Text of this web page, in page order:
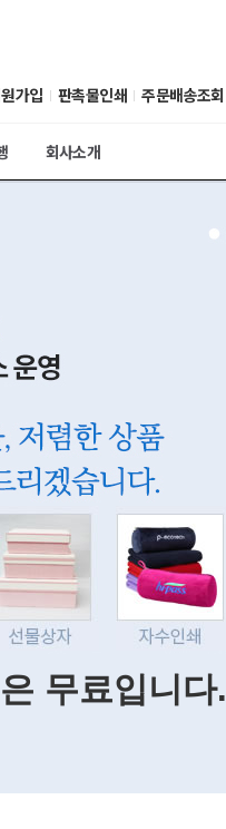
가입 판촉물인쇄 주문배송조회
회사소개
무료입니다.